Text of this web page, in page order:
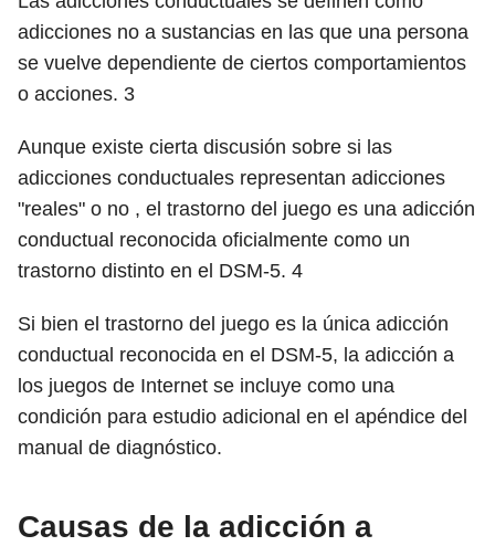
adicciones no a sustancias en las que una persona
se vuelve dependiente de ciertos comportamientos
o acciones. 3
Aunque existe cierta discusión sobre si las
adicciones conductuales representan adicciones
"reales" o no , el trastorno del juego es una adicción
conductual reconocida oficialmente como un
trastorno distinto en el DSM-5. 4
Si bien el trastorno del juego es la única adicción
conductual reconocida en el DSM-5, la adicción a
los juegos de Internet se incluye como una
condición para estudio adicional en el apéndice del
manual de diagnóstico.
Causas de la adicción a